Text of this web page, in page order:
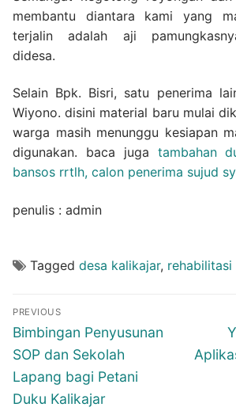
membantu diantara kami yang
terjalin adalah aji
didesa.
Selain Bpk. Bisri, satu penerima
Wiyono. disini material baru mulai
warga masih menunggu kesiapan
digunakan. baca juga tambahan
bansos rrtlh, calon penerima sujud
penulis : admin
Tagged desa kalikajar,
Navigasi
pos
PREVIOUS
Previous
post:
Bimbingan Penyusunan
SOP dan Sekolah
Lapang bagi Petani
Duku Kalikajar